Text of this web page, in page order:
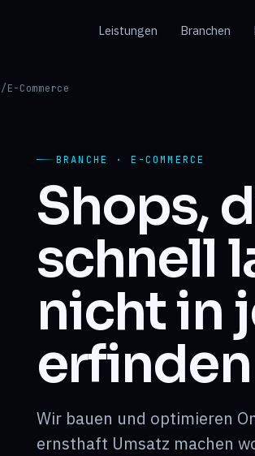
Leistungen Branchen
/E-Commerce
BRANCHE · E-COMMERCE
Shops,
schnell
nicht in
Wir bauen und optimieren
ernsthaft Umsatz machen